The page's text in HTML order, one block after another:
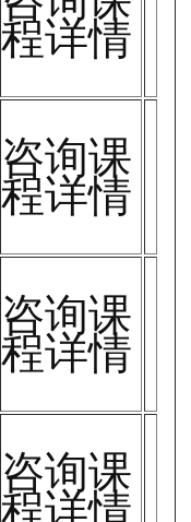
程详情
咨询课
程详情
咨询课
程详情
咨询课
程详情